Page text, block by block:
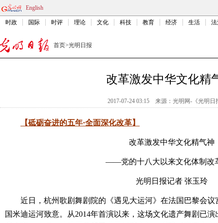
English
时政 国际 时评 理论 文化 科技 教育 经济 生活
首页>光明日报
改革激发中华文化精
2017-07-24 03:15 来源： 光明网-《光明日
【砥砺奋进的五年·全面深化改革】
改革激发中华文化精气神
——党的十八大以来文化体制改
光明日报记者 张玉玲
近日，杭州歌剧舞剧院的《遇见大运河》在法国巴黎会议
国米迪运河致意。从2014年首演以来，这场文化遗产舞剧已